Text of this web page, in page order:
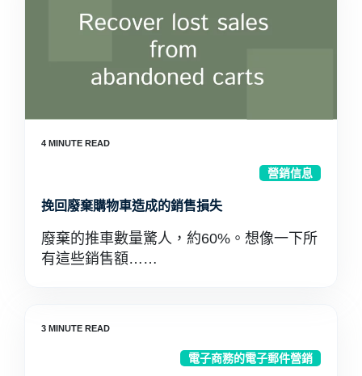
營銷信息
挽回廢棄購物車造成的銷售損失
廢棄的推車數量驚人，約60%。想像一下所
有這些銷售額……
電子商務的電子郵件營銷